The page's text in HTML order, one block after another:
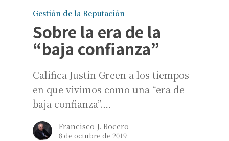
Gestión de la Reputación
Sobre la era de la
“baja confianza”
Califica Justin Green a los tiempos
en que vivimos como una “era de
baja confianza”.…
Francisco J. Bocero
8 de octubre de 2019